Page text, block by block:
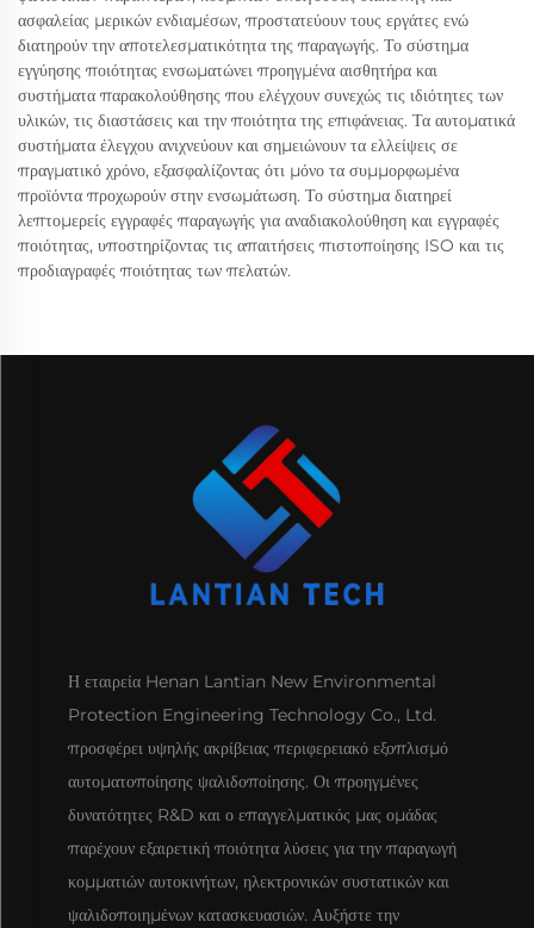
ασφαλείας μερικών ενδιαμέσων, προστατεύουν τους εργάτες ενώ
διατηρούν την αποτελεσματικότητα της παραγωγής. Το σύστημα
εγγύησης ποιότητας ενσωματώνει προηγμένα αισθητήρα και
συστήματα παρακολούθησης που ελέγχουν συνεχώς τις ιδιότητες των
υλικών, τις διαστάσεις και την ποιότητα της επιφάνειας. Τα αυτοματικά
συστήματα έλεγχου ανιχνεύουν και σημειώνουν τα ελλείψεις σε
πραγματικό χρόνο, εξασφαλίζοντας ότι μόνο τα συμμορφωμένα
προϊόντα προχωρούν στην ενσωμάτωση. Το σύστημα διατηρεί
λεπτομερείς εγγραφές παραγωγής για αναδιακολούθηση και εγγραφές
ποιότητας, υποστηρίζοντας τις απαιτήσεις πιστοποίησης ISO και τις
προδιαγραφές ποιότητας των πελατών.
Η εταιρεία Henan Lantian New Environmental
Protection Engineering Technology Co., Ltd.
προσφέρει υψηλής ακρίβειας περιφερειακό εξοπλισμό
αυτοματοποίησης ψαλιδοποίησης. Οι προηγμένες
δυνατότητες R&D και ο επαγγελματικός μας ομάδας
παρέχουν εξαιρετική ποιότητα λύσεις για την παραγωγή
κομματιών αυτοκινήτων, ηλεκτρονικών συστατικών και
ψαλιδοποιημένων κατασκευασιών. Αυξήστε την